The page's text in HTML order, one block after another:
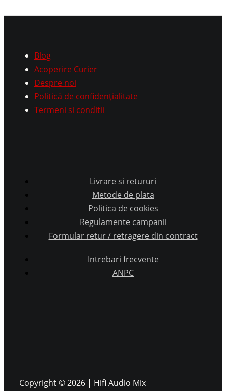
Blog
Acoperire Curier
Despre noi
Politică de confidențialitate
Termeni si conditii
Livrare si retururi
Metode de plata
Politica de cookies
Regulamente campanii
Formular retur / retragere din contract
Intrebari frecvente
ANPC
Copyright © 2026 | Hifi Audio Mix